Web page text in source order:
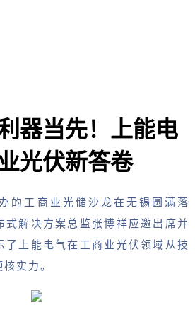
器当先！上能电
光伏新答卷
的工商业光储沙龙在无锡圆满落
式解决方案总监张博祥应邀出席并
了上能电气在工商业光伏领域从技
实力。